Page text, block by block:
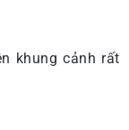
khung cảnh rất